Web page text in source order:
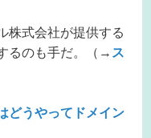
株式会社が提供する
るのも手だ。（→ ス
どうやってドメイン